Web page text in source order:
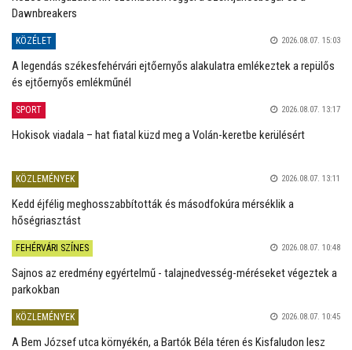
Dawnbreakers
KÖZÉLET 2026.08.07. 15:03
A legendás székesfehérvári ejtőernyős alakulatra emlékeztek a repülős
és ejtőernyős emlékműnél
SPORT 2026.08.07. 13:17
Hokisok viadala – hat fiatal küzd meg a Volán-keretbe kerülésért
KÖZLEMÉNYEK 2026.08.07. 13:11
Kedd éjfélig meghosszabbították és másodfokúra mérséklik a
hőségriasztást
FEHÉRVÁRI SZÍNES 2026.08.07. 10:48
Sajnos az eredmény egyértelmű - talajnedvesség-méréseket végeztek a
parkokban
KÖZLEMÉNYEK 2026.08.07. 10:45
A Bem József utca környékén, a Bartók Béla téren és Kisfaludon lesz